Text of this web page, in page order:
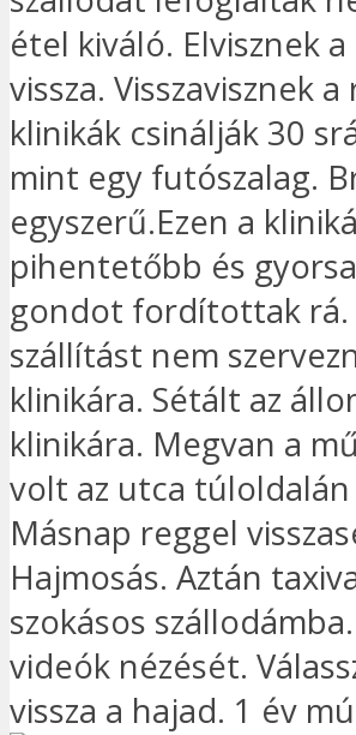
étel kiváló. Elvisznek
vissza. Visszavisznek
klinikák csinálják 30
mint egy futószalag.
egyszerű.Ezen a
pihentetőbb és
gondot fordítottak rá.
szállítást nem
klinikára. Sétált az
klinikára. Megvan a
volt az utca
Másnap reggel
Hajmosás. Aztán
szokásos
videók nézését.
vissza a hajad. 1 év